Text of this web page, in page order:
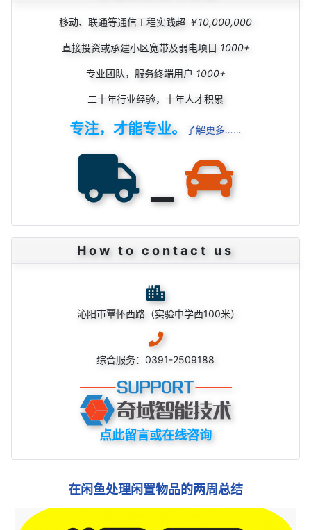
移动、联通等通信工程实践超 ￥10,000,000
直接投资或承建小区宽带及弱电项目 1000+
专业团队，服务终端用户 1000+
二十年行业经验，十年人才积累
专注，才能专业。 了解更多……
_
How to contact us
沁阳市覃怀西路（实验中学西100米）
综合服务：0391-2509188
点此留言或在线咨询
在闲鱼处理闲置物品的两周总结